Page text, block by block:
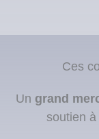
Ces
Un grand
soutien à